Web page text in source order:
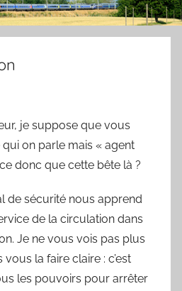
je suppose que vous
on parle mais « agent
donc que cette bête là ?
de sécurité nous apprend
de la circulation dans
Je ne vous vois pas plus
la faire claire : c’est
les pouvoirs pour arrêter